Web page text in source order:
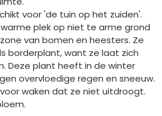
voor 'de tuin op het zuiden'.
plek op niet te arme grond
van bomen en heesters. Ze
borderplant, want ze laat zich
Deze plant heeft in de winter
overvloedige regen en sneeuw.
waken dat ze niet uitdroogt.